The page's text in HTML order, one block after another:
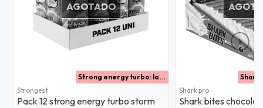
AGOTADO
Strong energy turbo: la energía que te impulsa
Strongest
Pack 12 strong energy turbo storm
Shark pro
Shark bites